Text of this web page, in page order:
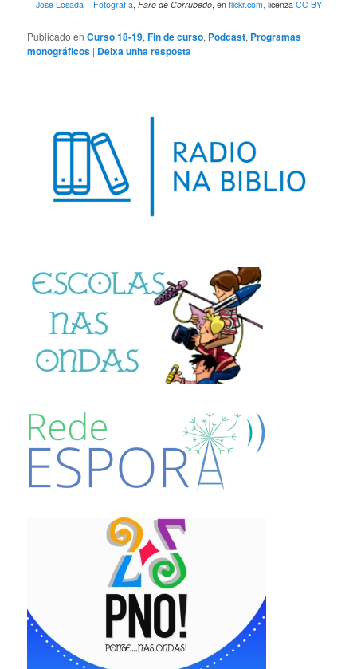
Jose Losada – Fotografía, Faro de Corrubedo, en flickr.com, licenza CC BY
Publicado en Curso 18-19,Fin de curso, Podcast, Programas
monográficos | Deixa unha resposta